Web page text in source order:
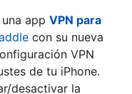
app VPN para
con su nueva
VPN
de tu iPhone.
desactivar la